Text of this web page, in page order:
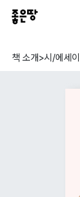
책 소개>시/에세이